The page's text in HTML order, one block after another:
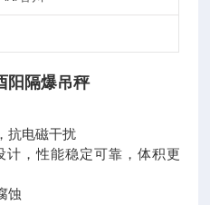
阳隔爆吊秤
抗电磁干扰
，性能稳定可靠，体积更
蚀